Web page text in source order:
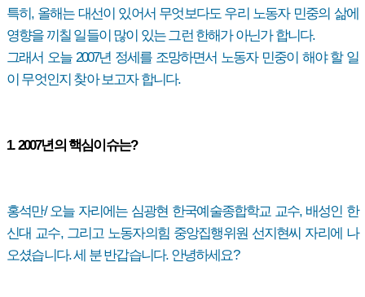
특히, 올해는 대선이 있어서 무엇보다도 우리 노동자 민중의 삶에
영향을 끼칠 일들이 많이 있는 그런 한해가 아닌가 합니다.
그래서 오늘 2007년 정세를 조망하면서 노동자 민중이 해야 할 일
이 무엇인지 찾아 보고자 합니다.
1. 2007년의 핵심이슈는?
홍석만/ 오늘 자리에는 심광현 한국예술종합학교 교수, 배성인 한
신대 교수, 그리고 노동자의힘 중앙집행위원 선지현씨 자리에 나
오셨습니다. 세 분 반갑습니다. 안녕하세요?